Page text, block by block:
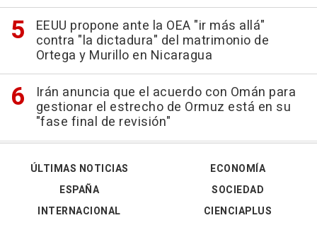
EEUU propone ante la OEA "ir más allá"
contra "la dictadura" del matrimonio de
Ortega y Murillo en Nicaragua
Irán anuncia que el acuerdo con Omán para
gestionar el estrecho de Ormuz está en su
"fase final de revisión"
ÚLTIMAS NOTICIAS
ESPAÑA
INTERNACIONAL
ECONOMÍA
SOCIEDAD
CIENCIAPLUS